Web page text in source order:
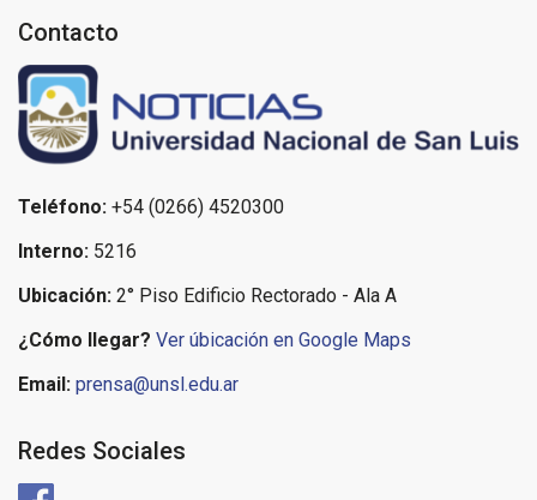
Contacto
Teléfono: +54 (0266) 4520300
Interno: 5216
Ubicación: 2° Piso Edificio Rectorado - Ala A
¿Cómo llegar? Ver úbicación en Google Maps
Email: prensa@unsl.edu.ar
Redes Sociales